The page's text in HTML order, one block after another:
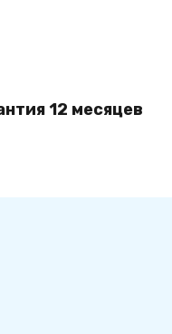
12 месяцев